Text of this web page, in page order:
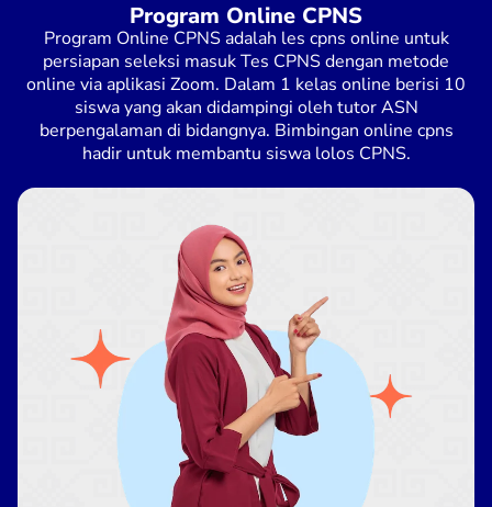
Program Online CPNS
Program Online CPNS adalah les cpns online untuk
persiapan seleksi masuk Tes CPNS dengan metode
online via aplikasi Zoom. Dalam 1 kelas online berisi 10
siswa yang akan didampingi oleh tutor ASN
berpengalaman di bidangnya. Bimbingan online cpns
hadir untuk membantu siswa lolos CPNS.